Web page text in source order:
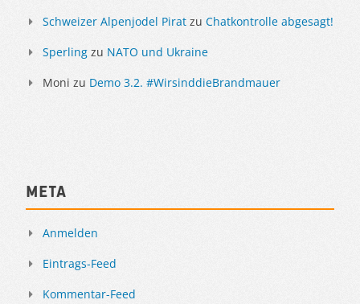
Schweizer Alpenjodel Pirat zu Chatkontrolle abgesagt!
Sperling zu NATO und Ukraine
Moni zu Demo 3.2. #WirsinddieBrandmauer
Meta
Anmelden
Eintrags-Feed
Kommentar-Feed